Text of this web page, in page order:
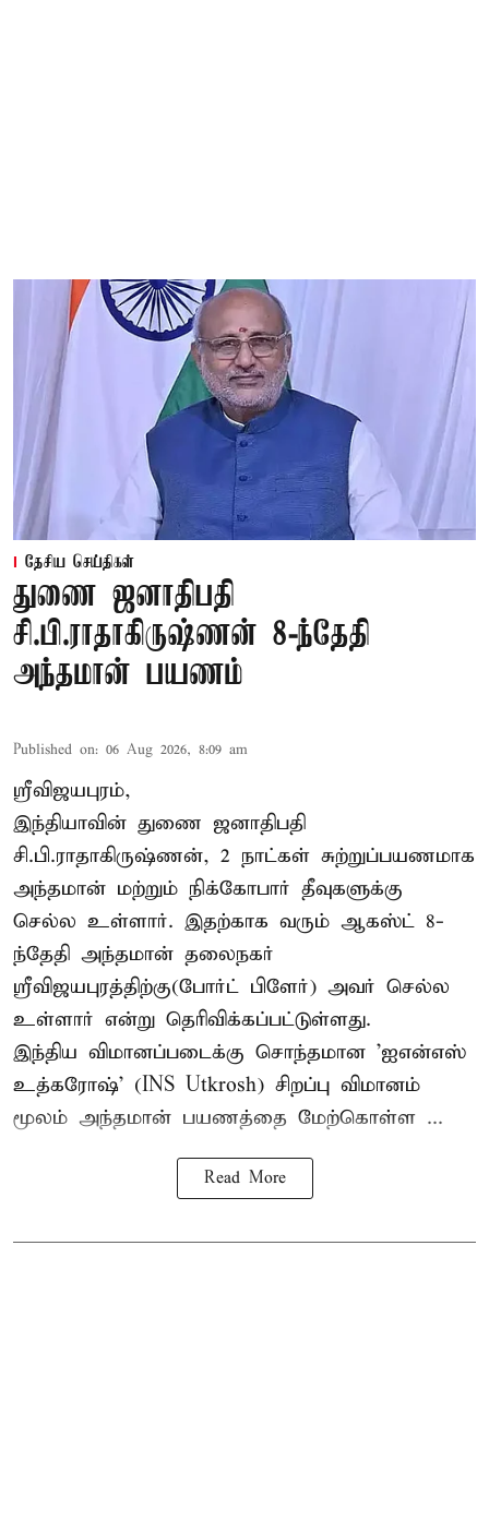
தேசிய செய்திகள்
துணை ஜனாதிபதி
சி.பி.ராதாகிருஷ்ணன் 8-ந்தேதி
அந்தமான் பயணம்
Published on: 06 Aug 2026, 8:09 am
ஸ்ரீவிஜயபுரம்,
இந்தியாவின் துணை ஜனாதிபதி
சி.பி.ராதாகிருஷ்ணன், 2 நாட்கள் சுற்றுப்பயணமாக
அந்தமான் மற்றும் நிக்கோபார் தீவுகளுக்கு
செல்ல உள்ளார். இதற்காக வரும் ஆகஸ்ட் 8-
ந்தேதி அந்தமான் தலைநகர்
ஸ்ரீவிஜயபுரத்திற்கு(போர்ட் பிளேர்) அவர் செல்ல
உள்ளார் என்று தெரிவிக்கப்பட்டுள்ளது.
இந்திய விமானப்படைக்கு சொந்தமான 'ஐஎன்எஸ்
உத்கரோஷ்' (INS Utkrosh) சிறப்பு விமானம்
மூலம் அந்தமான் பயணத்தை மேற்கொள்ள ...
Read More